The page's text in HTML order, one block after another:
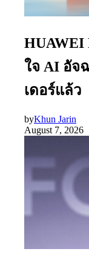
HUAWEI
ใจ AI อัจ
เดอร์แล้ว
byKhun Jarin
August 7, 2026